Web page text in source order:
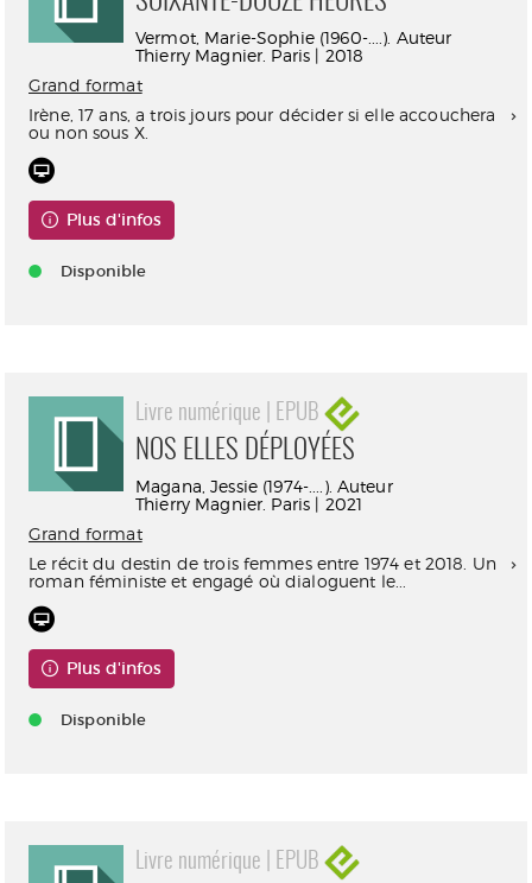
Vermot, Marie-Sophie (1960-....). Auteur
Thierry Magnier. Paris | 2018
Grand format
Irène, 17 ans, a trois jours pour décider si elle accouchera
ou non sous X.
Plus d'infos
Disponible
Livre numérique | EPUB
NOS ELLES DÉPLOYÉES
Magana, Jessie (1974-....). Auteur
Thierry Magnier. Paris | 2021
Grand format
Le récit du destin de trois femmes entre 1974 et 2018. Un
roman féministe et engagé où dialoguent le...
Plus d'infos
Disponible
Livre numérique | EPUB